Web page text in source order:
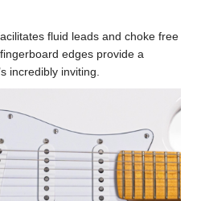
fluid leads and choke free
edges provide a
incredibly inviting.